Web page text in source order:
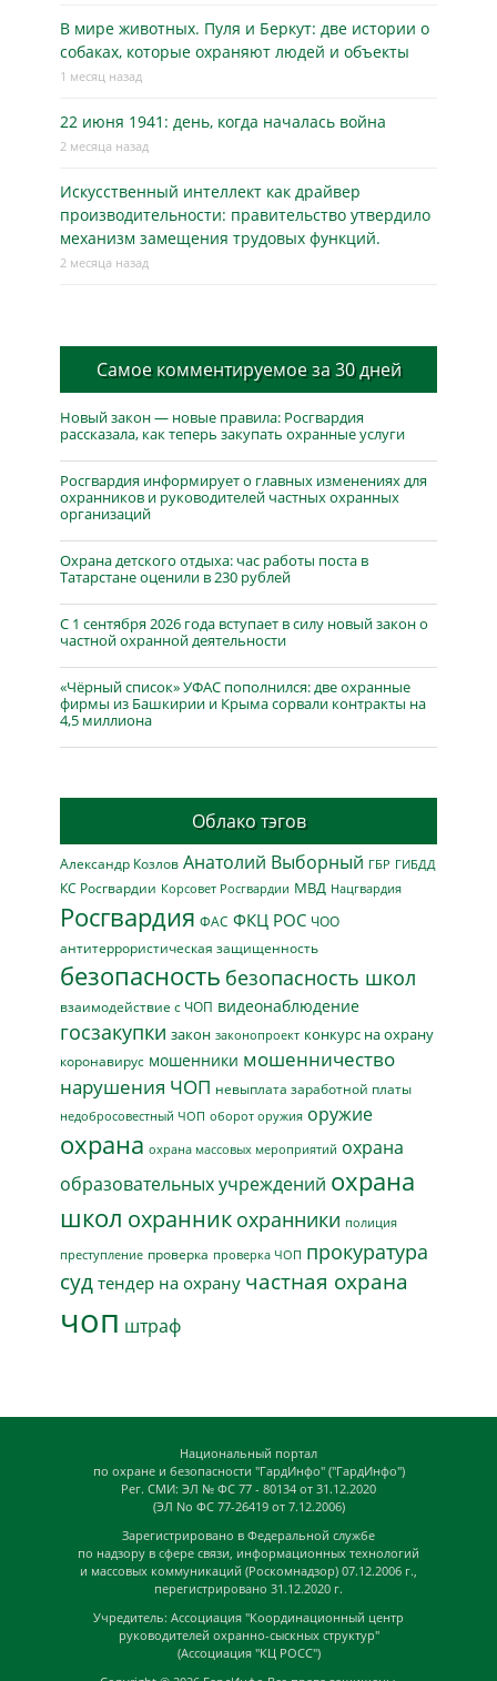
В мире животных. Пуля и Беркут: две истории о
собаках, которые охраняют людей и объекты
1 месяц назад
22 июня 1941: день, когда началась война
2 месяца назад
Искусственный интеллект как драйвер
производительности: правительство утвердило
механизм замещения трудовых функций.
2 месяца назад
Самое комментируемое за 30 дней
Новый закон — новые правила: Росгвардия
рассказала, как теперь закупать охранные услуги
Росгвардия информирует о главных изменениях для
охранников и руководителей частных охранных
организаций
Охрана детского отдыха: час работы поста в
Татарстане оценили в 230 рублей
С 1 сентября 2026 года вступает в силу новый закон о
частной охранной деятельности
«Чёрный список» УФАС пополнился: две охранные
фирмы из Башкирии и Крыма сорвали контракты на
4,5 миллиона
Облако тэгов
Александр Козлов Анатолий Выборный ГБР ГИБДД
КС Росгвардии Корсовет Росгвардии МВД Нацгвардия
Росгвардия ФАС ФКЦ РОС ЧОО
антитеррористическая защищенность
безопасность безопасность школ
взаимодействие с ЧОП видеонаблюдение
госзакупки закон законопроект конкурс на охрану
коронавирус мошенники мошенничество
нарушения ЧОП невыплата заработной платы
недобросовестный ЧОП оборот оружия оружие
охрана охрана массовых мероприятий охрана
образовательных учреждений охрана
школ охранник охранники полиция
преступление проверка проверка ЧОП прокуратура
суд тендер на охрану частная охрана
чоп штраф
Национальный портал
по охране и безопасности "ГардИнфо" ("ГардИнфо")
Рег. СМИ: ЭЛ № ФС 77 - 80134 от 31.12.2020
(ЭЛ No ФС 77-26419 от 7.12.2006)
Зарегистрировано в Федеральной службе
по надзору в сфере связи, информационных технологий
и массовых коммуникаций (Роскомнадзор) 07.12.2006 г.,
перегистрировано 31.12.2020 г.
Учредитель: Ассоциация "Координационный центр
руководителей охранно-сыскных структур"
(Ассоциация "КЦ РОСС")